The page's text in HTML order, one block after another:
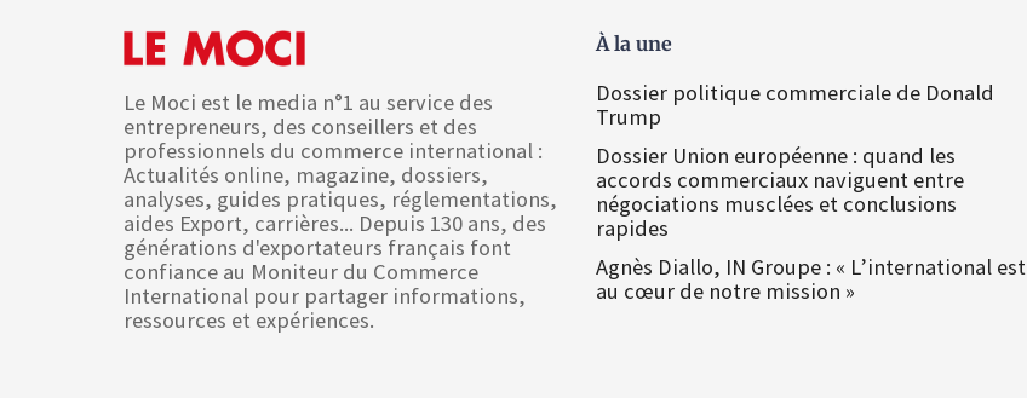
Le Moci est le media n°1 au service des
entrepreneurs, des conseillers et des
professionnels du commerce international :
Actualités online, magazine, dossiers,
analyses, guides pratiques, réglementations,
aides Export, carrières... Depuis 130 ans, des
générations d'exportateurs français font
confiance au Moniteur du Commerce
International pour partager informations,
ressources et expériences.
À la une
Dossier politique commerciale de Donald
Trump
Dossier Union européenne : quand les
accords commerciaux naviguent entre
négociations musclées et conclusions
rapides
Agnès Diallo, IN Groupe : « L’international est
au cœur de notre mission »